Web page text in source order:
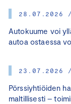
28.07.2026 /
Autokuume voi
autoa ostaessa
23.07.2026 /
Pörssiyhtiöiden
maltillisesti –